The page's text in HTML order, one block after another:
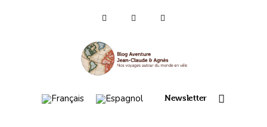
Newsletter
Qui sommes-nous ?